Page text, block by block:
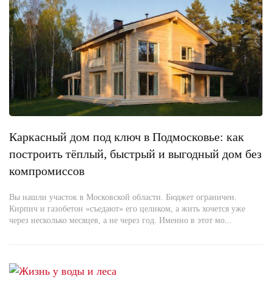
Каркасный дом под ключ в Подмосковье: как
построить тёплый, быстрый и выгодный дом без
компромиссов
Вы нашли участок в Московской области. Бюджет ограничен.
Кирпич и газобетон «съедают» его целиком, а жить хочется уже
через несколько месяцев, а не через год. Именно в этот мо...